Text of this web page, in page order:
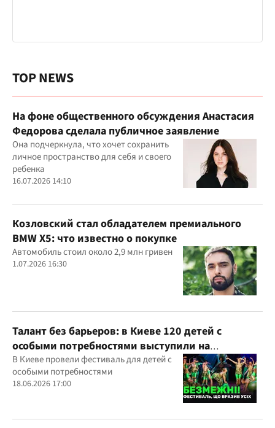
TOP NEWS
На фоне общественного обсуждения Анастасия
Федорова сделала публичное заявление
Она подчеркнула, что хочет сохранить
личное пространство для себя и своего
ребенка
16.07.2026 14:10
Козловский стал обладателем премиального
BMW X5: что известно о покупке
Автомобиль стоил около 2,9 млн гривен
1.07.2026 16:30
Талант без барьеров: в Киеве 120 детей с
особыми потребностями выступили на
всеукраинском фестивале
В Киеве провели фестиваль для детей с
особыми потребностями
18.06.2026 17:00